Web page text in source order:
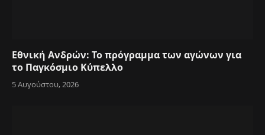
Εθνική Ανδρών: Το πρόγραμμα των αγώνων για
το Παγκόσμιο Κύπελλο
5 Αυγούστου, 2026